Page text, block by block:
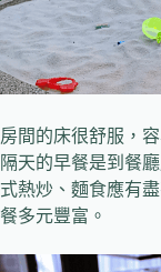
房間的床很舒服，
隔天的早餐是到餐
式熱炒、麵食應有
餐多元豐富。